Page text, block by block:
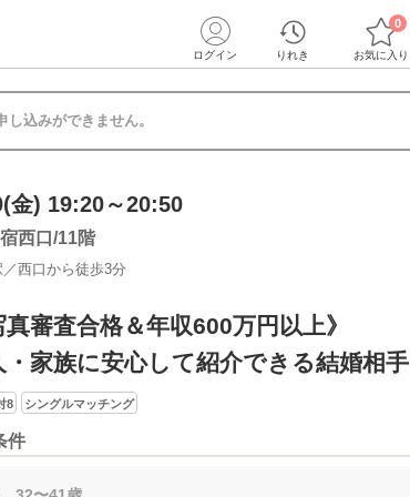
ログイン りれき お気に入り
0
込みができません。
金) 19:20～20:50
西口/11階
／西口から徒歩3分
真審査合格＆年収600万円以上》
・家族に安心して紹介できる結婚相手
8 シングルマッチング
件